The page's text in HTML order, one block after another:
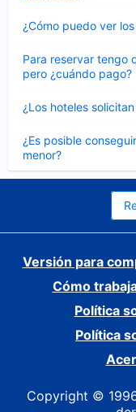
¿Cómo puedo ver
cerrado
Para reservar tengo
pero ¿cuándo pago?
cerrado
¿Los hoteles
cerrado
¿Es posible
menor?
cerrado
Versión para
Cómo
Política
Política
Copyright ©